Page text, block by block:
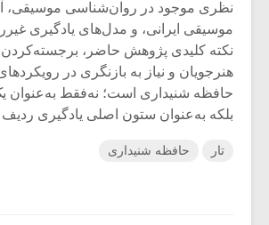
نظری موجود در روان‌شناسی
موسیقی ایرانی، و مدل‌های یادگیری
نکته کلیدی پژوهش حاضر،
هنرجویان و نیاز به بازنگری در
حافظه شنیداری است؛ نه‌فقط به‌عنوان یک
بلکه به‌عنوان ستون اصلی یادگیری
تار حافظه شنیداری